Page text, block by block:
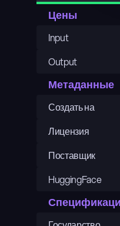
Цены
Input
Output
Метаданные
Создать на
Лицензия
Поставщик
HuggingFace